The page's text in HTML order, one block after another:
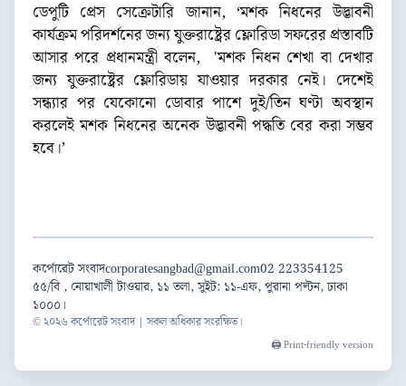
ডেপুটি প্রেস সেক্রেটারি জানান, ‘মশক নিধনের উদ্ভাবনী
কার্যক্রম পরিদর্শনের জন্য যুক্তরাষ্ট্রের ফ্লোরিডা সফরের প্রস্তাবটি
আসার পরে প্রধানমন্ত্রী বলেন, 'মশক নিধন শেখা বা দেখার
জন্য যুক্তরাষ্ট্রের ফ্লোরিডায় যাওয়ার দরকার নেই। দেশেই
সন্ধ্যার পর যেকোনো ডোবার পাশে দুই/তিন ঘণ্টা অবস্থান
করলেই মশক নিধনের অনেক উদ্ভাবনী পদ্ধতি বের করা সম্ভব
হবে।’
কর্পোরেট সংবাদcorporatesangbad@gmail.com02 223354125
৫৫/বি , নোয়াখালী টাওয়ার, ১১ তলা, সুইট: ১১-এফ, পুরানা পল্টন, ঢাকা
১০০০।
© ২০২৬ কর্পোরেট সংবাদ | সকল অধিকার সংরক্ষিত।
🖨️ Print-friendly version